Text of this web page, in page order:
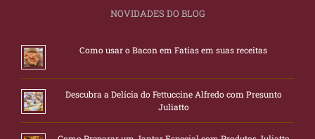
NOVIDADES DO BLOG
Como usar o Bacon em Fatias em suas receitas
Descubra a Delícia do Fettuccine Alfredo com Presunto
Juliatto